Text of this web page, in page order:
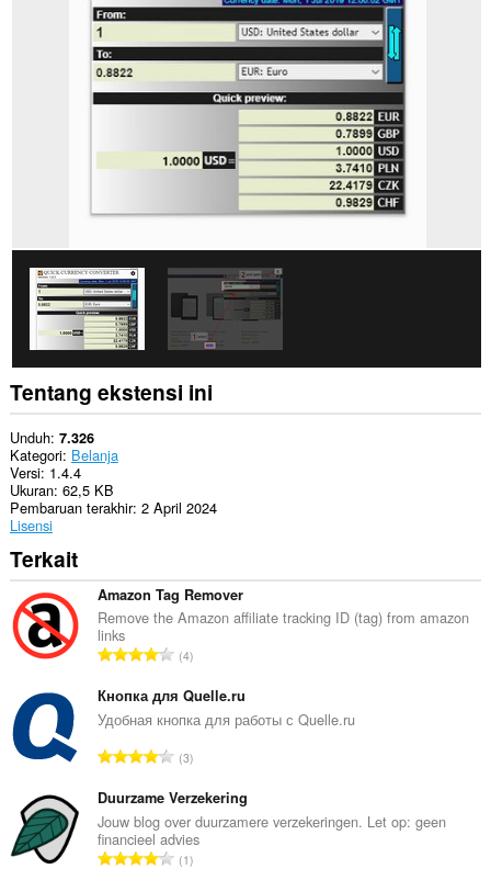
Tentang ekstensi ini
Unduh 7.326
Kategori Belanja
Versi 1.4.4
Ukuran 62,5 KB
Pembaruan terakhir 2 April 2024
Lisensi
Terkait
Amazon Tag Remover
Remove the Amazon affiliate tracking ID (tag) from amazon
links
J
m
l
h
o
t
a
4
Кнопка для Quelle.ru
Удобная кнопка для работы с Quelle.ru
J
m
l
a
h
3
Duurzame Verzekering
Jouw blog over duurzamere verzekeringen. Let op: geen
financieel advies
J1